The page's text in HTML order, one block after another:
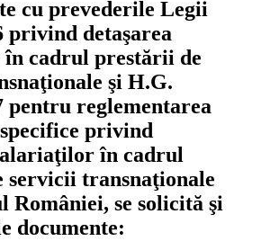
cu prevederile Legii
privind detaşarea
cadrul prestării de
şi H.G.
pentru reglementarea
privind
în cadrul
servicii transnaţionale
României, se solicită şi
documente: